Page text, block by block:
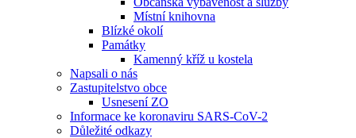
Místní knihovna
Blízké okolí
Památky
Kamenný kříž u kostela
Napsali o nás
Zastupitelstvo obce
Usnesení ZO
Informace ke koronaviru SARS-CoV-2
Důležité odkazy